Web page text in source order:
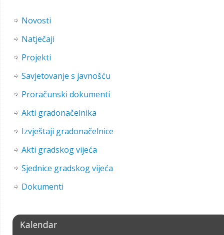
Novosti
Natječaji
Projekti
Savjetovanje s javnošću
Proračunski dokumenti
Akti gradonačelnika
Izvještaji gradonačelnice
Akti gradskog vijeća
Sjednice gradskog vijeća
Dokumenti
Kalendar